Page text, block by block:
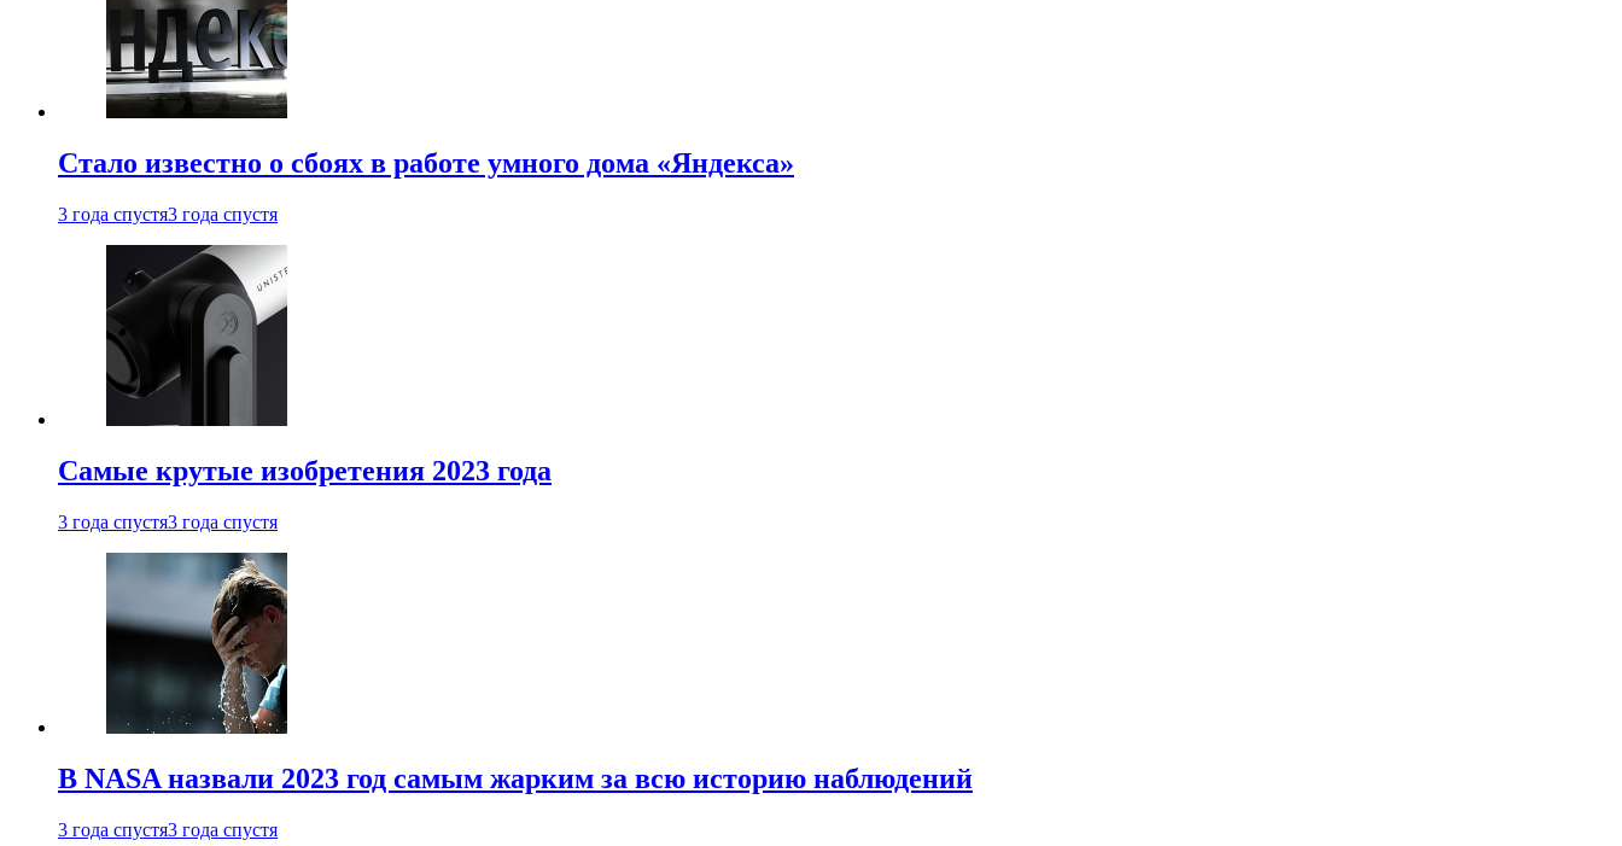
Стало известно о сбоях в работе умного дома «Яндекса»
3 года спустя3 года спустя
Самые крутые изобретения 2023 года
3 года спустя3 года спустя
В NASA назвали 2023 год самым жарким за всю историю наблюдений
3 года спустя3 года спустя